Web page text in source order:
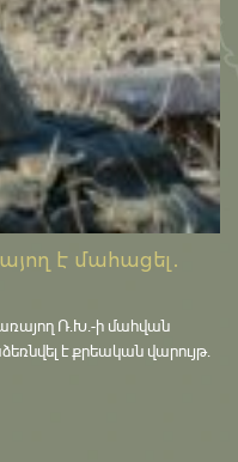
է մահացել․
Ռ.Խ.-ի մահվան
է քրեական վարույթ․